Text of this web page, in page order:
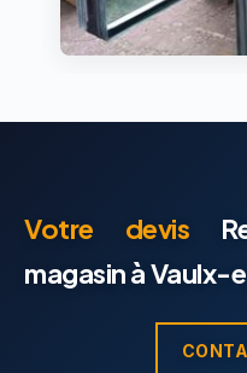
Votre devis
magasin à Vaulx-